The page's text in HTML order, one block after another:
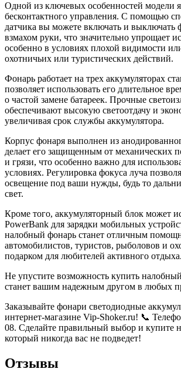
Одной из ключевых особенностей модели
бесконтактного управления. С помощью
датчика вы можете включать и выключать
взмахом руки, что значительно упрощает
особенно в условиях плохой видимости
охотничьих или туристических действий.
Фонарь работает на трех аккумуляторах
позволяет использовать его длительное
о частой замене батареек. Прочные
обеспечивают высокую светоотдачу и
увеличивая срок службы аккумулятора.
Корпус фонаря выполнен из
делает его защищенным от механических
и грязи, что особенно важно для
условиях. Регулировка фокуса луча
освещение под ваши нужды, будь то
свет.
Кроме того, аккумуляторный блок может
PowerBank для зарядки мобильных
налобный фонарь станет отличным
автомобилистов, туристов, рыболовов и
подарком для любителей активного отдыха.
Не упустите возможность купить
станет вашим надежным другом в любых
Заказывайте фонари светодиодные
интернет-магазине Vip-Shoker.ru! 📞
08. Сделайте правильный выбор и купите
который никогда вас не подведет!
Отзывы